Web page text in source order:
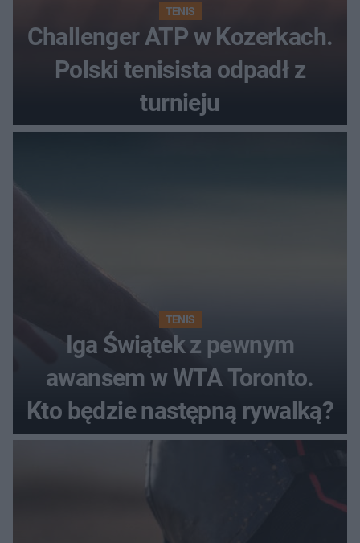
TENIS
Challenger ATP w Kozerkach.
Polski tenisista odpadł z
turnieju
TENIS
Iga Świątek z pewnym
awansem w WTA Toronto.
Kto będzie następną rywalką?